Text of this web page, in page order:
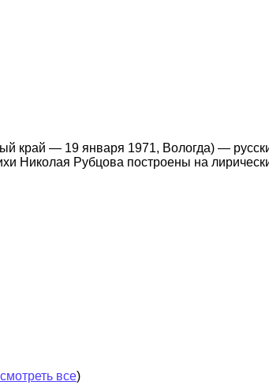
край — 19 января 1971, Вологда) —
Николая Рубцова построены на
все)